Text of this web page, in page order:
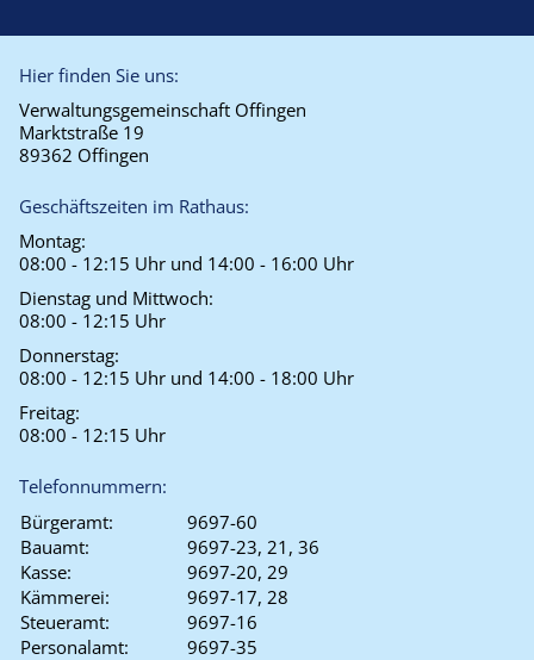
Hier finden Sie uns:
Verwaltungsgemeinschaft Offingen
Marktstraße 19
89362 Offingen
Geschäftszeiten im Rathaus:
Montag:
08:00 - 12:15 Uhr und 14:00 - 16:00 Uhr
Dienstag und Mittwoch:
08:00 - 12:15 Uhr
Donnerstag:
08:00 - 12:15 Uhr und 14:00 - 18:00 Uhr
Freitag:
08:00 - 12:15 Uhr
Telefonnummern:
Bürgeramt:
9697-60
Bauamt:
9697-23, 21, 36
Kasse:
9697-20, 29
Kämmerei:
9697-17, 28
Steueramt:
9697-16
Personalamt:
9697-35